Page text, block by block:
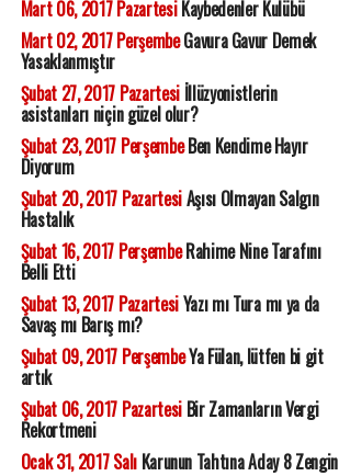
Mart 06, 2017 PazartesiKaybedenler Kulübü
Mart 02, 2017 PerşembeGavura Gavur Demek
Yasaklanmıştır
Şubat 27, 2017 Pazartesiİllüzyonistlerin
asistanları niçin güzel olur?
Şubat 23, 2017 PerşembeBen Kendime Hayır
Diyorum
Şubat 20, 2017 PazartesiAşısı Olmayan Salgın
Hastalık
Şubat 16, 2017 PerşembeRahime Nine Tarafını
Belli Etti
Şubat 13, 2017 PazartesiYazı mı Tura mı ya da
Savaş mı Barış mı?
Şubat 09, 2017 PerşembeYa Fülan, lütfen bi git
artık
Şubat 06, 2017 PazartesiBir Zamanların Vergi
Rekortmeni
Ocak 31, 2017 SalıKarunun Tahtına Aday 8 Zengin